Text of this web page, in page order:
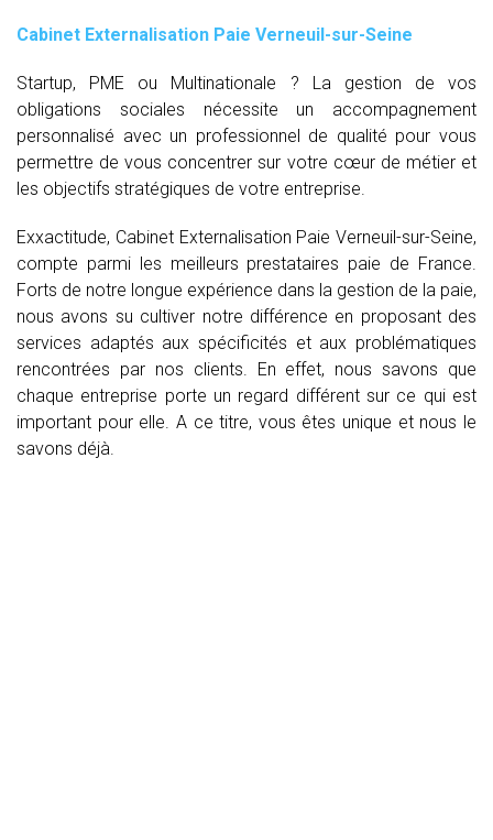
Cabinet Externalisation Paie Verneuil-sur-Seine
Startup, PME ou Multinationale ? La gestion de vos
obligations sociales nécessite un accompagnement
personnalisé avec un professionnel de qualité pour vous
permettre de vous concentrer sur votre cœur de métier et
les objectifs stratégiques de votre entreprise.
Exxactitude, Cabinet Externalisation Paie Verneuil-sur-Seine,
compte parmi les meilleurs prestataires paie de France.
Forts de notre longue expérience dans la gestion de la paie,
nous avons su cultiver notre différence en proposant des
services adaptés aux spécificités et aux problématiques
rencontrées par nos clients. En effet, nous savons que
chaque entreprise porte un regard différent sur ce qui est
important pour elle. A ce titre, vous êtes unique et nous le
savons déjà.